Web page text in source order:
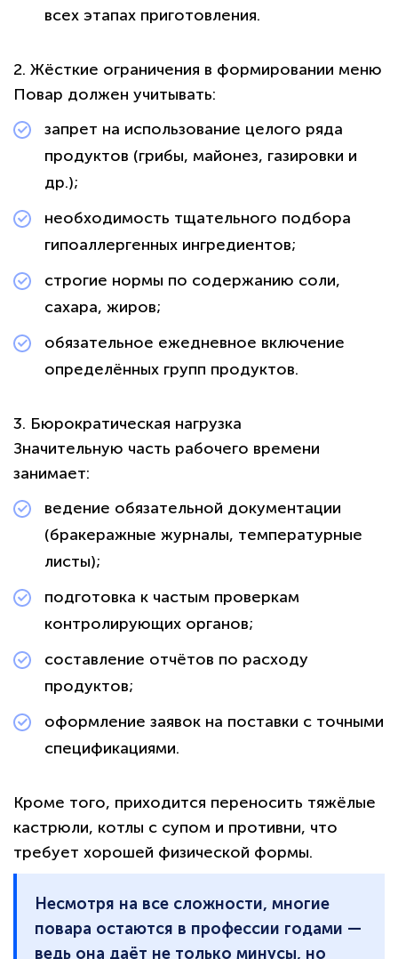
конфиденциальности сайта
всех этапах приготовления.
2. Жёсткие ограничения в формировании меню
Повар должен учитывать:
запрет на использование целого ряда
продуктов (грибы, майонез, газировки и
др.);
необходимость тщательного подбора
гипоаллергенных ингредиентов;
строгие нормы по содержанию соли,
сахара, жиров;
обязательное ежедневное включение
определённых групп продуктов.
3. Бюрократическая нагрузка
Значительную часть рабочего времени
занимает:
ведение обязательной документации
(бракеражные журналы, температурные
листы);
подготовка к частым проверкам
контролирующих органов;
составление отчётов по расходу
продуктов;
оформление заявок на поставки с точными
спецификациями.
Кроме того, приходится переносить тяжёлые
кастрюли, котлы с супом и противни, что
требует хорошей физической формы.
Несмотря на все сложности, многие
повара остаются в профессии годами —
ведь она даёт не только минусы, но